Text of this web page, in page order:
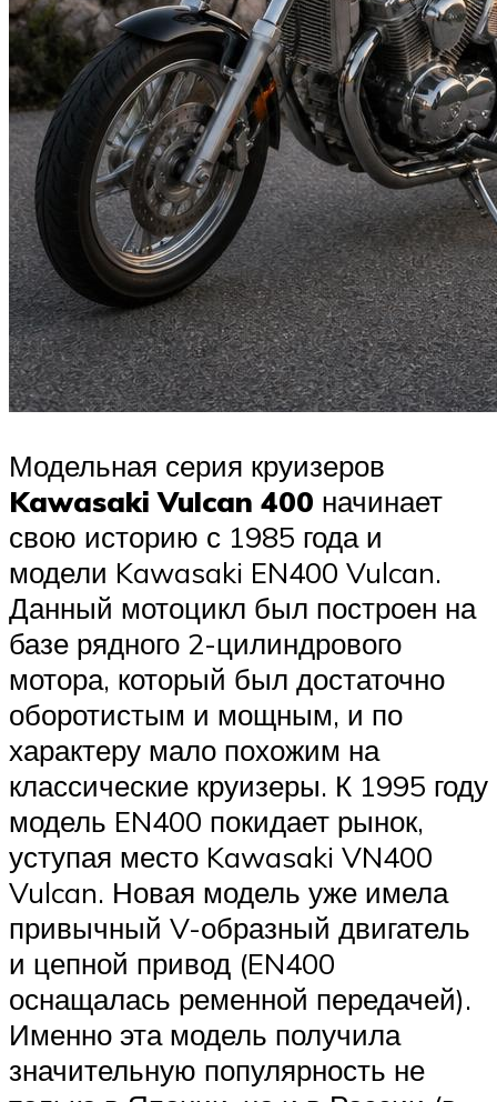
Модельная серия круизеров
Kawasaki Vulcan 400 начинает
свою историю с 1985 года и
модели Kawasaki EN400 Vulcan.
Данный мотоцикл был построен на
базе рядного 2-цилиндрового
мотора, который был достаточно
оборотистым и мощным, и по
характеру мало похожим на
классические круизеры. К 1995 году
модель EN400 покидает рынок,
уступая место Kawasaki VN400
Vulcan. Новая модель уже имела
привычный V-образный двигатель
и цепной привод (EN400
оснащалась ременной передачей).
Именно эта модель получила
значительную популярность не